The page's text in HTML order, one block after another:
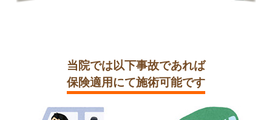
当院では以下事故であれば
保険適用にて施術可能です